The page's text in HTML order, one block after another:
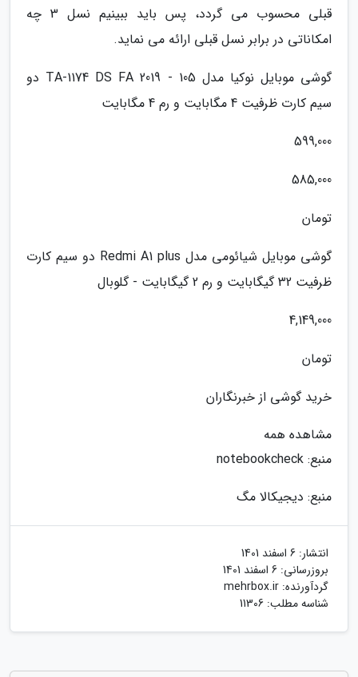
قبلی محسوب می گردد، پس باید ببینیم نسل 3 چه
امکاناتی در برابر نسل قبلی ارائه می نماید.
گوشی موبایل نوکیا مدل 105 - 2019 TA-1174 DS FA دو
سیم کارت ظرفیت 4 مگابایت و رم 4 مگابایت
599,000
585,000
تومان
گوشی موبایل شیائومی مدل Redmi A1 plus دو سیم کارت
ظرفیت 32 گیگابایت و رم 2 گیگابایت - گلوبال
4,149,000
تومان
خرید گوشی از خبرنگاران
مشاهده همه
منبع: notebookcheck
منبع: دیجیکالا مگ
انتشار: 6 اسفند 1401
بروزرسانی: 6 اسفند 1401
گردآورنده: mehrbox.ir
شناسه مطلب: 11306